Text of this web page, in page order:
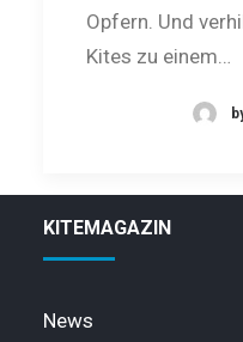
Opfern. Und
Kites zu einem…
KITEMAGAZIN
News